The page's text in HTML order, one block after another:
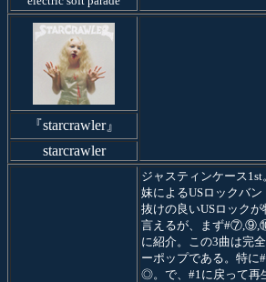
『starcrawler』
starcrawler
ジャスティンケース1st
妹によるUSロックバン
抜けの良いUSロックが
言えるが、まず
に紹介。この3曲は完
ーポップである。特に
◎。で、#1に戻って再